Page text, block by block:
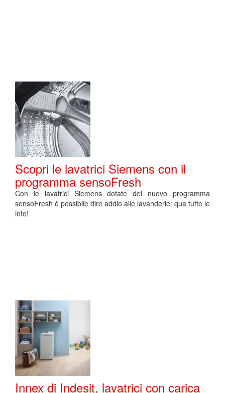
Scopri le lavatrici Siemens con il
programma sensoFresh
Con le lavatrici Siemens dotate del nuovo programma
sensoFresh è possibile dire addio alle lavanderie: qua tutte le
info!
Innex di Indesit, lavatrici con carica